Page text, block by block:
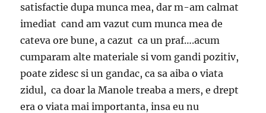
satisfactie dupa munca mea, dar m-am calmat
imediat cand am vazut cum munca mea de
cateva ore bune, a cazut ca un praf….acum
cumparam alte materiale si vom gandi pozitiv,
poate zidesc si un gandac, ca sa aiba o viata
zidul, ca doar la Manole treaba a mers, e drept
era o viata mai importanta, insa eu nu